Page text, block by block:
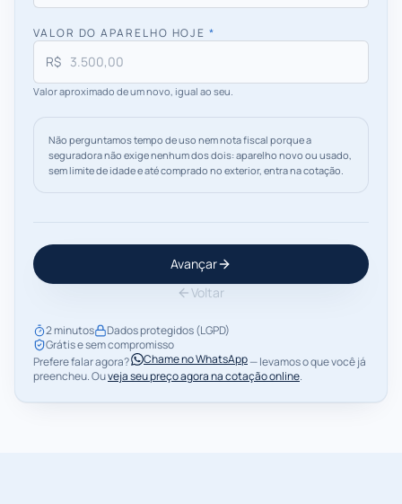
VALOR DO APARELHO HOJE *
R$
Valor aproximado de um novo, igual ao seu.
Não perguntamos tempo de uso nem nota fiscal porque a
seguradora não exige nenhum dos dois: aparelho novo ou usado,
sem limite de idade e até comprado no exterior, entra na cotação.
Voltar
Avançar
2 minutos
Dados protegidos (LGPD)
Grátis e sem compromisso
Prefere falar agora?
Chame no WhatsApp— levamos o que você já
preencheu. Ouveja seu preço agora na cotação online.